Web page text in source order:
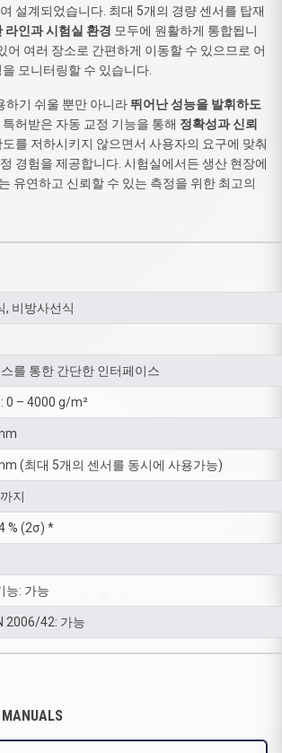
설계되었습니다. 최대 5개의 경량 센서를 탑재
라인과 시험실 환경 모두에 원활하게 통합됩니
어 여러 장소로 간편하게 이동할 수 있으므로 어
모니터링할 수 있습니다.
하기 쉬울 뿐만 아니라 뛰어난 성능을 발휘하도
허받은 자동 교정 기능을 통해 정확성과 신뢰
를 저하시키지 않으면서 사용자의 요구에 맞춰
경험을 제공합니다. 시험실에서든 생산 현장에
유연하고 신뢰할 수 있는 측정을 위한 최고의
, 비방사선식
를 통한 간단한 인터페이스
0 – 4000 g/m²
(최대 5개의 센서를 동시에 사용가능)
지
% (2σ) *
능: 가능
2006/42: 가능
MANUALS